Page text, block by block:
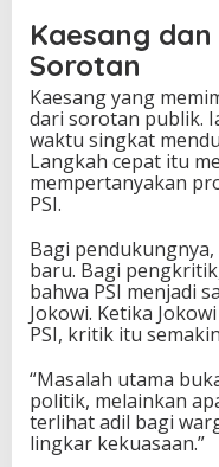
Kaesang
Sorotan
Kaesang yang
dari sorotan publik.
waktu singkat
Langkah cepat itu
mempertanyakan
PSI.
Bagi
baru. Bagi
bahwa PSI menjadi
Jokowi. Ketika
PSI, kritik itu
“Masalah utama
politik, melainkan
terlihat adil bagi
lingkar kekuasaan.”